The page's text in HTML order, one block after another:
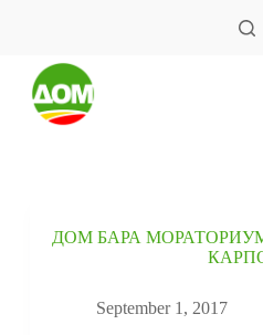
ДОМ БАРА
September 1, 2017